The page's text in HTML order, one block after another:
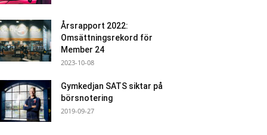
Årsrapport 2022:
Omsättningsrekord för
Member 24
2023-10-08
Gymkedjan SATS siktar på
börsnotering
2019-09-27